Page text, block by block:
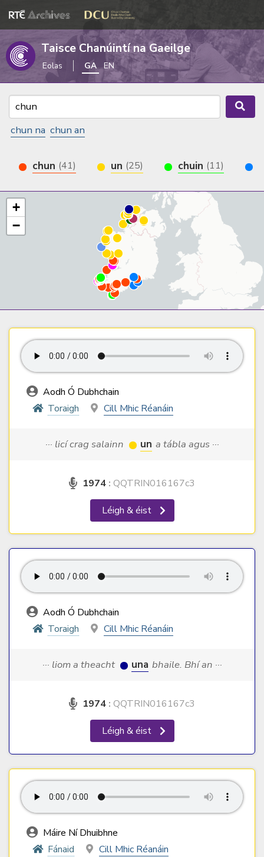
Taisce Chanúintí na Gaeilge
Eolas GA EN
chun na chun an
chun (41) un (25) chuin (11)
+
−
Aodh Ó Dubhchain
Toraigh
Cill Mhic Réanáin
··· licí crag salainn un a tábla agus ···
1974 : QQTRIN016167c3
Léigh & éist
Aodh Ó Dubhchain
Toraigh
Cill Mhic Réanáin
··· liom a theacht una bhaile. Bhí an ···
1974 : QQTRIN016167c3
Léigh & éist
Máire Ní Dhuibhne
Fánaid
Cill Mhic Réanáin